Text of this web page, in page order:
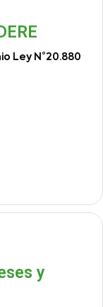
Ley N°20.880
y